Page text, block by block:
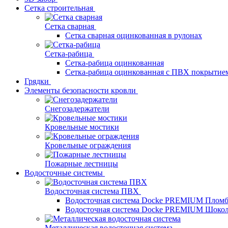
Сетка строительная
Сетка сварная
Сетка сварная оцинкованная в рулонах
Сетка-рабица
Сетка-рабица оцинкованная
Сетка-рабица оцинкованная с ПВХ
Грядки
Элементы безопасности кровли
Снегозадержатели
Кровельные мостики
Кровельные ограждения
Пожарные лестницы
Водосточные системы
Водосточная система ПВХ
Водосточная система Docke PREMIUM
Водосточная система Docke PREMIUM